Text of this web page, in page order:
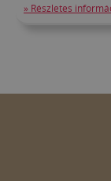
» Részletes